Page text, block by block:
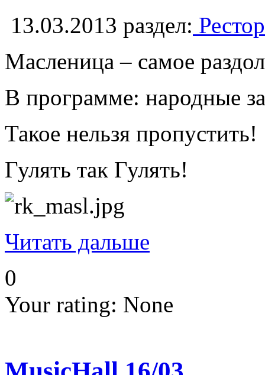
13.03.2013 раздел:
Масленица – самое
В программе: народные
Такое нельзя пропустить!
Гулять так Гулять!
Читать дальше
0
Your rating: None